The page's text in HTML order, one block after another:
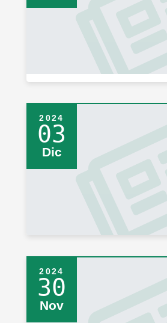
2024
03
Dic
2024
30
Nov